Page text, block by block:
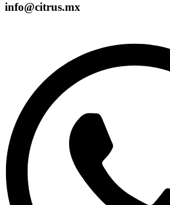
info@citrus.mx